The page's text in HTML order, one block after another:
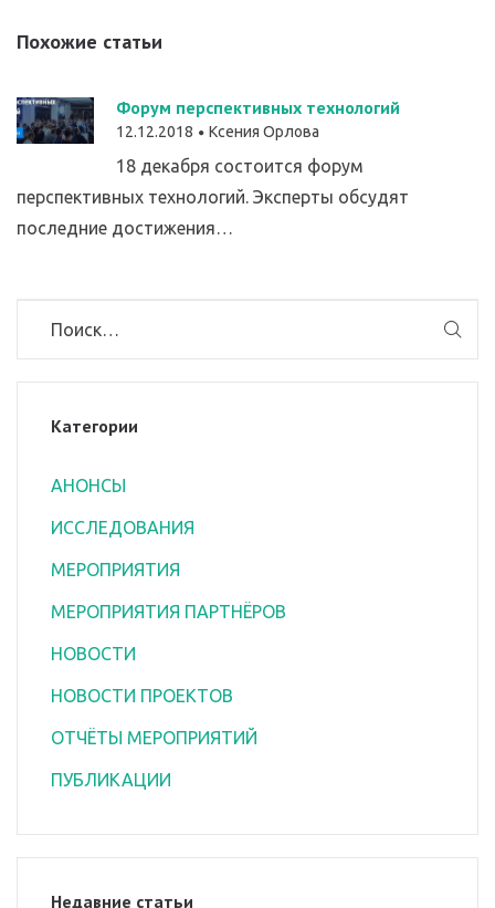
Похожие статьи
Форум перспективных технологий
12.12.2018 Ксения Орлова
18 декабря состоится форум
перспективных технологий. Эксперты обсудят
последние достижения…
Категории
АНОНСЫ
ИССЛЕДОВАНИЯ
МЕРОПРИЯТИЯ
МЕРОПРИЯТИЯ ПАРТНЁРОВ
НОВОСТИ
НОВОСТИ ПРОЕКТОВ
ОТЧЁТЫ МЕРОПРИЯТИЙ
ПУБЛИКАЦИИ
Недавние статьи